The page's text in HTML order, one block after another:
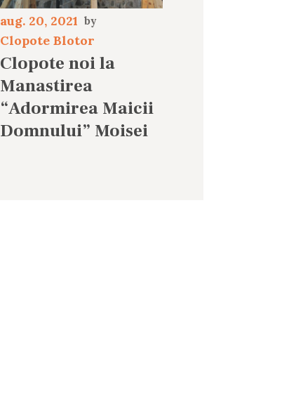
aug. 20, 2021
Clopote Blotor
Clopote noi la
Manastirea
“Adormirea Maicii
Domnului” Moisei